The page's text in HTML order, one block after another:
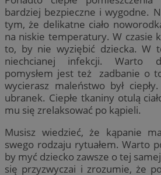
bardziej bezpieczne i wygodne.
tym, że delikatne ciało
na niskie temperatury. W czasie
to, by nie wyziębić dziecka. W
niechcianej infekcji. Warto
pomysłem jest też zadbanie o
wycierasz maleństwo był
ubranek. Ciepłe tkaniny otulą
mu się zrelaksować po kąpieli.
Musisz wiedzieć, że kąpanie
swego rodzaju rytuałem. Warto
by myć dziecko zawsze o tej
się przyzwyczai i zrozumie, że